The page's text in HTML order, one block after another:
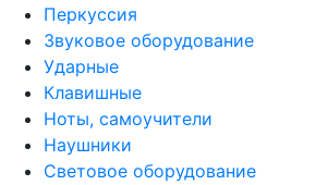
Перкуссия
Звуковое оборудование
Ударные
Клавишные
Ноты, самоучители
Наушники
Световое оборудование